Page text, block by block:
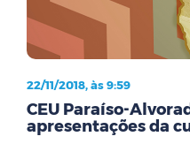
22/11/2018, às 9:59
CEU Paraíso-
apresentações da